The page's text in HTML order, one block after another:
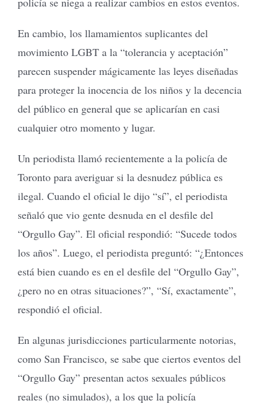
En cambio, los llamamientos suplicantes del
movimiento LGBT a la “tolerancia y aceptación”
parecen suspender mágicamente las leyes diseñadas
para proteger la inocencia de los niños y la decencia
del público en general que se aplicarían en casi
cualquier otro momento y lugar.
Un periodista llamó recientemente a la policía de
Toronto para averiguar si la desnudez pública es
ilegal. Cuando el oficial le dijo “sí”, el periodista
señaló que vio gente desnuda en el desfile del
“Orgullo Gay”. El oficial respondió: “Sucede todos
los años”. Luego, el periodista preguntó: “¿Entonces
está bien cuando es en el desfile del “Orgullo Gay”,
¿pero no en otras situaciones?”, “Sí, exactamente”,
respondió el oficial.
En algunas jurisdicciones particularmente notorias,
como San Francisco, se sabe que ciertos eventos del
“Orgullo Gay” presentan actos sexuales públicos
reales (no simulados), a los que la policía